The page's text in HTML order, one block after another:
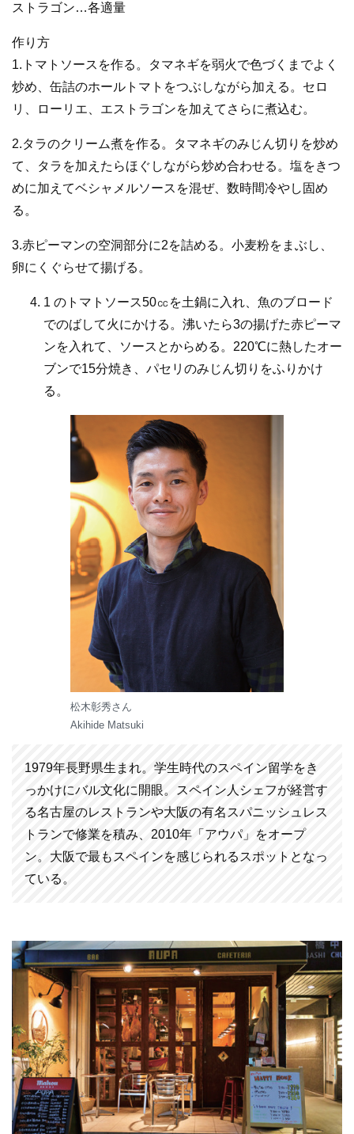
ストラゴン…各適量
作り方
1.トマトソースを作る。タマネギを弱火で色づくまでよく
炒め、缶詰のホールトマトをつぶしながら加える。セロ
リ、ローリエ、エストラゴンを加えてさらに煮込む。
2.タラのクリーム煮を作る。タマネギのみじん切りを炒め
て、タラを加えたらほぐしながら炒め合わせる。塩をきつ
めに加えてベシャメルソースを混ぜ、数時間冷やし固め
る。
3.赤ピーマンの空洞部分に2を詰める。小麦粉をまぶし、
卵にくぐらせて揚げる。
1 のトマトソース50㏄を土鍋に入れ、魚のブロード
でのばして火にかける。沸いたら3の揚げた赤ピーマ
ンを入れて、ソースとからめる。220℃に熱したオー
ブンで15分焼き、パセリのみじん切りをふりかけ
る。
松木彰秀さん
Akihide Matsuki
1979年長野県生まれ。学生時代のスペイン留学をき
っかけにバル文化に開眼。スペイン人シェフが経営す
る名古屋のレストランや大阪の有名スパニッシュレス
トランで修業を積み、2010年「アウパ」をオープ
ン。大阪で最もスペインを感じられるスポットとなっ
ている。